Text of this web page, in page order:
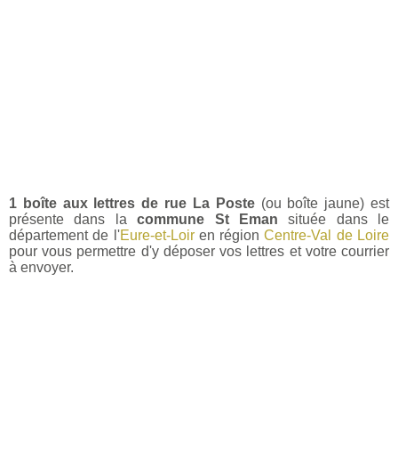
1 boîte aux lettres de rue La Poste(ou boîte jaune) est
présente dans lacommune St Eman située dans le
département de l'Eure-et-Loiren régionCentre-Val de Loire
pour vous permettre d'y déposer vos lettres et votre courrier
à envoyer.